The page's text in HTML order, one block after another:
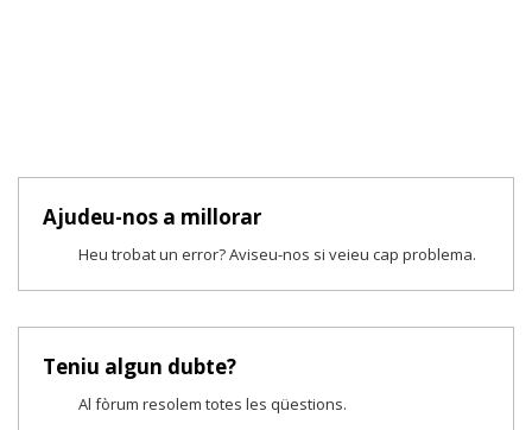
Ajudeu-nos a millorar
Heu trobat un error? Aviseu-nos si veieu cap problema.
Teniu algun dubte?
Al fòrum resolem totes les qüestions.